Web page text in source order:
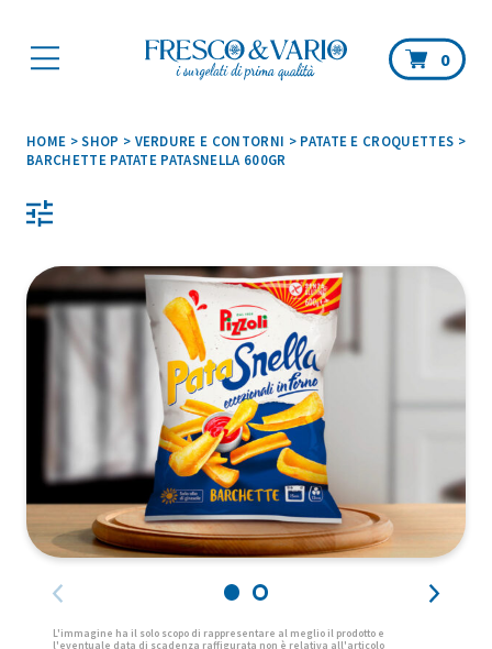
0
HOME >SHOP > VERDURE E CONTORNI > PATATE E CROQUETTES >
BARCHETTE PATATE PATASNELLA 600GR